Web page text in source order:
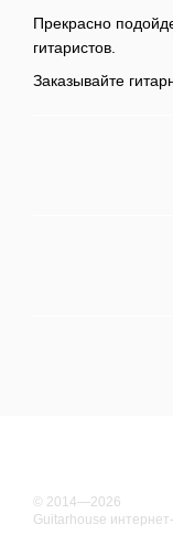
Прекрасно
гитаристов.
Заказывайте
© 2014—2026
Guitarhouse